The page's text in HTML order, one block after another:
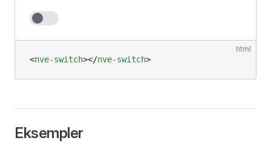
html
<nve-switch></nve-switch>
Eksempler